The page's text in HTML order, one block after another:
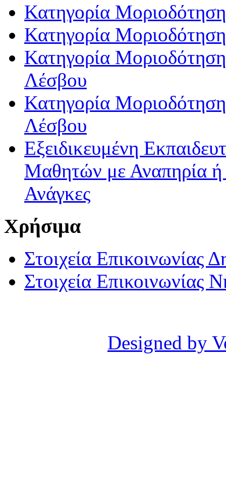
Κατηγορία
Κατηγορία
Κατηγορία
Λέσβου
Κατηγορία
Λέσβου
Εξειδικευμένη
Μαθητών με Αναπηρία ή /
Ανάγκες
Χρήσιμα
Στοιχεία Επικοινωνίας
Στοιχεία Επικοινωνίας
Designed by